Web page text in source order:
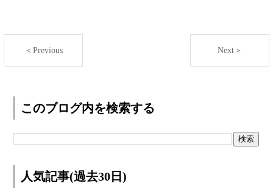
＜Previous Next＞
このブログ内を検索する
人気記事(過去30日)